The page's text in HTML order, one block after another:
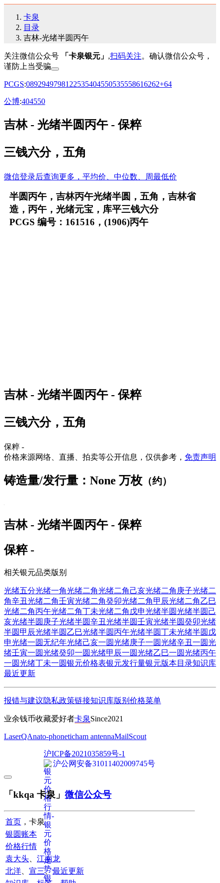
卡泉
目录
吉林-光绪半圆丙午
关注微信公众号 「卡泉银元」 ,扫码关注。确认微信公众号，
谨防上当受骗
PCGS:0892949798122535404550535558616262+64
公博:404550
吉林 - 光绪半圆丙午 - 保粹
三钱六分，五角
微信登录后查询更多，平均价、中位数、周最低价
半圆丙午，吉林丙午光绪半圆，五角，吉林省
造，丙午，光绪元宝，库平三钱六分
PCGS 编号：161516，(1906)丙午
吉林 - 光绪半圆丙午 - 保粹
三钱六分，五角
保粹 -
价格来源网络、直播、拍卖等公开信息，仅供参考， 免责声明
铸造量/发行量：None 万枚 （约）
吉林 - 光绪半圆丙午 - 保粹
保粹 -
相关银元品类版别
光绪五分光绪一角光绪二角光绪二角己亥光绪二角庚子光绪二
角辛丑光绪二角壬寅光绪二角癸卯光绪二角甲辰光绪二角乙巳
光绪二角丙午光绪二角丁未光绪二角戊申光绪半圆光绪半圆己
亥光绪半圆庚子光绪半圆辛丑光绪半圆壬寅光绪半圆癸卯光绪
半圆甲辰光绪半圆乙巳光绪半圆丙午光绪半圆丁未光绪半圆戊
申光绪一圆无纪年光绪己亥一圆光绪庚子一圆光绪辛丑一圆光
绪壬寅一圆光绪癸卯一圆光绪甲辰一圆光绪乙巳一圆光绪丙午
一圆光绪丁未一圆银元价格表银元发行量银元版本目录知识库
最近更新
报错与建议隐私政策链接知识库版别 价格菜单
业余钱币收藏爱好者卡泉Since2021
LaserQAnato-phoneticham antennaMailScout
沪ICP备2021035859号-1
沪公网安备31011402009745号
「kkqa 卡泉」 微信公众号
首页 ，卡泉
银圆账本
价格行情
袁大头
江南龙
北洋
宣三、最近更新